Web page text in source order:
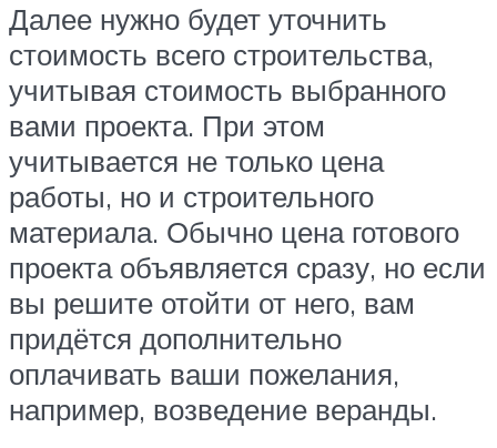
Далее нужно будет уточнить
стоимость всего строительства,
учитывая стоимость выбранного
вами проекта. При этом
учитывается не только цена
работы, но и строительного
материала. Обычно цена готового
проекта объявляется сразу, но если
вы решите отойти от него, вам
придётся дополнительно
оплачивать ваши пожелания,
например, возведение веранды.